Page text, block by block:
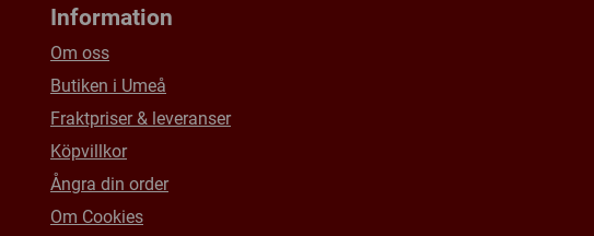
Information
Om oss
Butiken i Umeå
Fraktpriser & leveranser
Köpvillkor
Ångra din order
Om Cookies